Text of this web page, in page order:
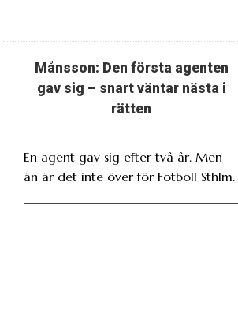
Månsson: Den första agenten
gav sig – snart väntar nästa i
rätten
En agent gav sig efter två år. Men
än är det inte över för Fotboll Sthlm.